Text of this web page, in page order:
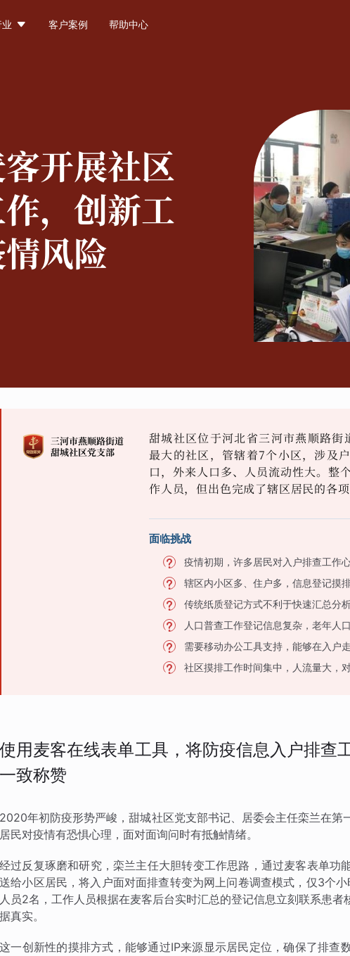
 客户案例 帮助中心
开展社区
，创新工
风险
甜城社区位于河北省三河市燕顺路街
最大的社区，管辖着7个小区，涉及
口，外来人口多、人员流动性大。整
作人员，但出色完成了辖区居民的各项
面临挑战
疫情初期，许多居民对入户排查工作
辖区内小区多、住户多，信息登记摸
传统纸质登记方式不利于快速汇总分
人口普查工作登记信息复杂，老年人
需要移动办公工具支持，能够在入户
社区摸排工作时间集中，人流量大，
使用麦客在线表单工具，将防疫信息入户排查
一致称赞
2020年初防疫形势严峻，甜城社区党支部书记、居委会主任栾兰在第
居民对疫情有恐惧心理，面对面询问时有抵触情绪。
经过反复琢磨和研究，栾兰主任大胆转变工作思路，通过麦客表单功
送给小区居民，将入户面对面排查转变为网上问卷调查模式，仅3个
人员2名，工作人员根据在麦客后台实时汇总的登记信息立刻联系患
据真实。
这一创新性的摸排方式，能够通过IP来源显示居民定位，确保了排查